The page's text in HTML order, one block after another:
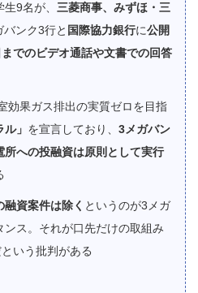
9名が、 三菱商事、みずほ・三
バンク3行と 国際協力銀行に公開
でのビデオ通話や文書での回答
効果ガス排出の実質ゼロを目指
」 を宣言しており、 3メガバン
所への投融資は原則として実行
資案件は除く というのが3メガ
ス。それが口先だけの取組み
という批判がある